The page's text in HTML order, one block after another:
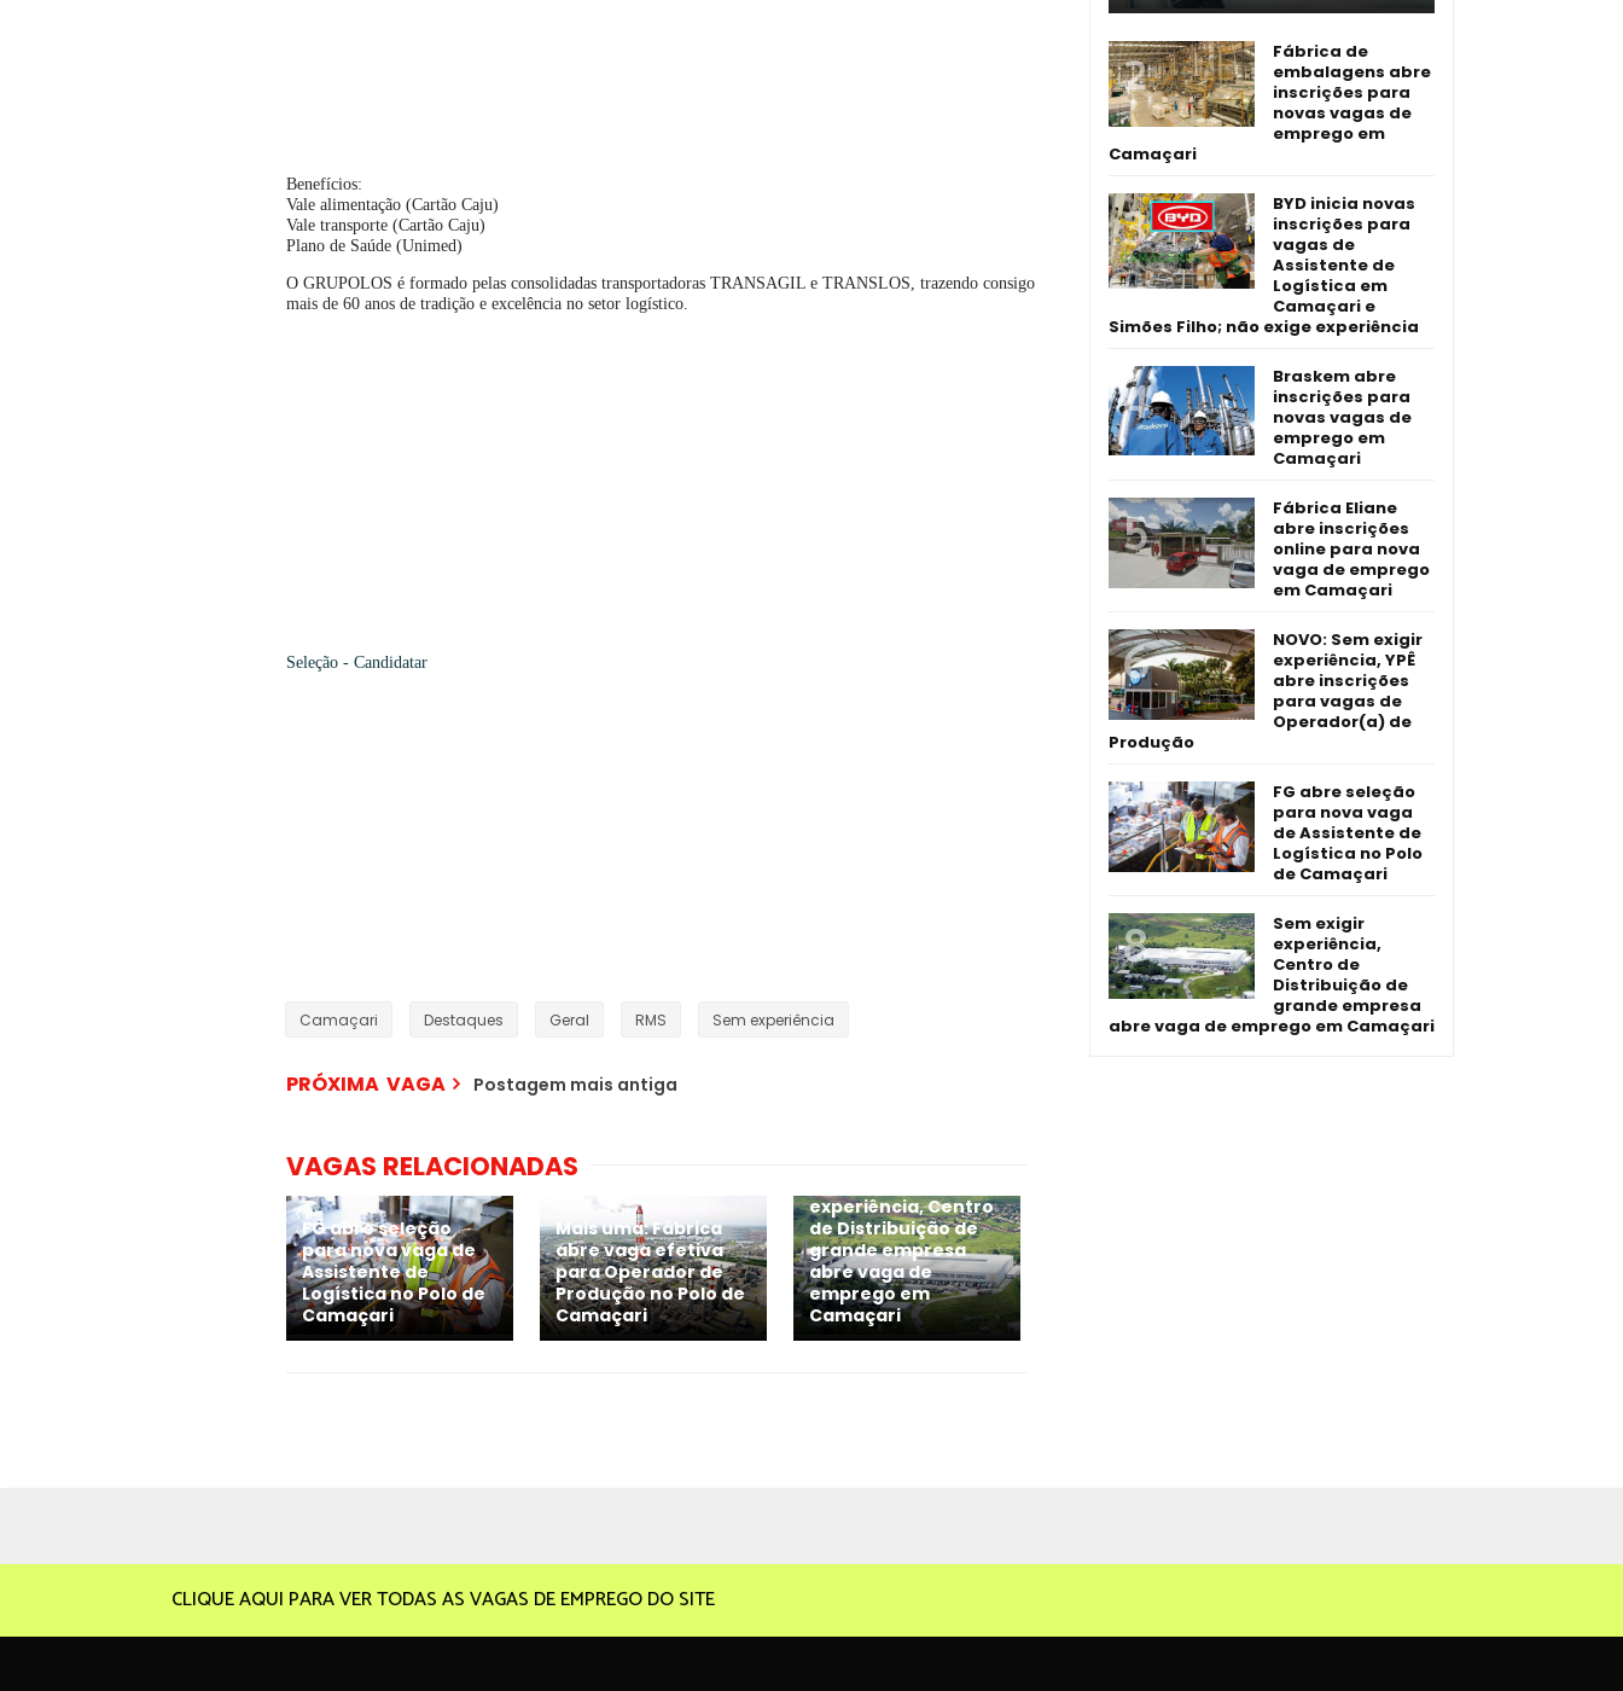
Benefícios:
Vale alimentação (Cartão Caju)
Vale transporte (Cartão Caju)
Plano de Saúde (Unimed)
O GRUPOLOS é formado pelas consolidadas transportadoras TRANSAGIL e TRANSLOS, trazendo consigo
mais de 60 anos de tradição e excelência no setor logístico.
Seleção - Candidatar
Camaçari Destaques Geral RMS Sem experiência
PRÓXIMA VAGA Postagem mais antiga
VAGAS RELACIONADAS
FG abre seleção
para nova vaga de
Assistente de
Logística no Polo de
Camaçari
Mais uma: Fábrica
abre vaga efetiva
para Operador de
Produção no Polo de
Camaçari
experiência, Centro
de Distribuição de
grande empresa
abre vaga de
emprego em
Camaçari
Fábrica de
embalagens abre
inscrições para
novas vagas de
emprego em
Camaçari
BYD inicia novas
inscrições para
vagas de
Assistente de
Logística em
Camaçari e
Simões Filho; não exige experiência
Braskem abre
inscrições para
novas vagas de
emprego em
Camaçari
Fábrica Eliane
abre inscrições
online para nova
vaga de emprego
em Camaçari
NOVO: Sem exigir
experiência, YPÊ
abre inscrições
para vagas de
Operador(a) de
Produção
FG abre seleção
para nova vaga
de Assistente de
Logística no Polo
de Camaçari
Sem exigir
experiência,
Centro de
Distribuição de
grande empresa
abre vaga de emprego em Camaçari
CLIQUE AQUI PARA VER TODAS AS VAGAS DE EMPREGO DO SITE